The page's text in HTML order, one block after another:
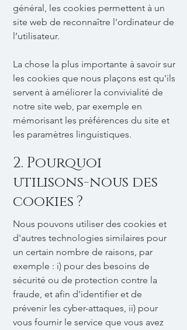
général, les cookies permettent à un
site web de reconnaître l'ordinateur de
l’utilisateur.
La chose la plus importante à savoir sur
les cookies que nous plaçons est qu'ils
servent à améliorer la convivialité de
notre site web, par exemple en
mémorisant les préférences du site et
les paramètres linguistiques.
2. Pourquoi
utilisons-nous des
cookies ?
Nous pouvons utiliser des cookies et
d'autres technologies similaires pour
un certain nombre de raisons, par
exemple : i) pour des besoins de
sécurité ou de protection contre la
fraude, et afin d'identifier et de
prévenir les cyber-attaques, ii) pour
vous fournir le service que vous avez